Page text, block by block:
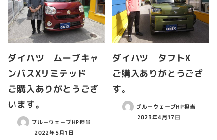
ダイハツ ムーブキャ
ンバスXリミテッド
ご購入ありがとうござ
います。
ブルーウェーブHP担当
2022年5月1日
ダイハツ タフトX
ご購入ありがとうござ
す。
ブルーウェーブHP担当
2023年4月17日